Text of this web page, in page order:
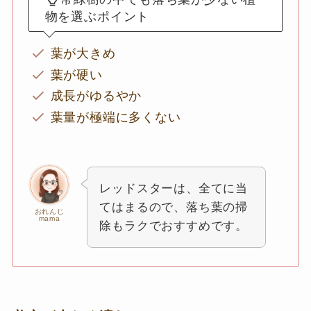
物を選ぶポイント
葉が大きめ
葉が硬い
成長がゆるやか
葉量が極端に多くない
おれんじ
mama
レッドスターは、全てに当
てはまるので、落ち葉の掃
除もラクでおすすめです。